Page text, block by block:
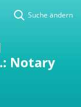
Suche ändern
Notary